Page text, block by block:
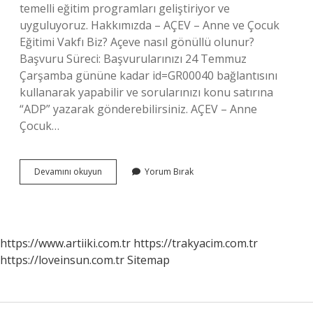
temelli eğitim programları geliştiriyor ve
uyguluyoruz. Hakkımızda – AÇEV – Anne ve Çocuk
Eğitimi Vakfı Biz? Açeve nasıl gönüllü olunur?
Başvuru Süreci: Başvurularınızı 24 Temmuz
Çarşamba gününe kadar id=GR00040 bağlantısını
kullanarak yapabilir ve sorularınızı konu satırına
“ADP” yazarak gönderebilirsiniz. AÇEV – Anne
Çocuk…
Devamını okuyun
Gönüllü
Yorum Bırak
https://www.artiiki.com.tr https://trakyacim.com.tr
https://loveinsun.com.trSitemap